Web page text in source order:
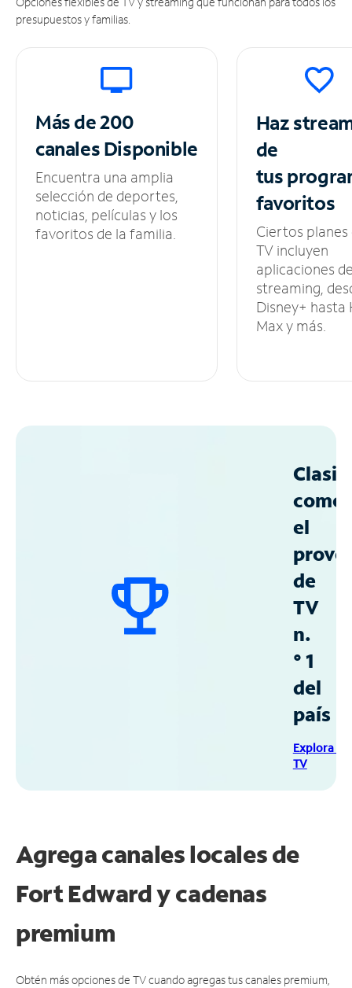
presupuestos y familias.
Más de 200
canalesDisponible
Encuentra una amplia
selección de deportes,
noticias, películas y los
favoritos de la familia.
Haz
de
tus
favoritos
Ciertos planes
TV incluyen
aplicaciones
streaming,
Disney+ hasta
Max y más.
como
el
de
TV
n.
° 1
del
país
Explora
TV
Agrega canales locales de
Fort Edward y cadenas
premium
Obtén más opciones de TV cuando agregas tus canales premium,